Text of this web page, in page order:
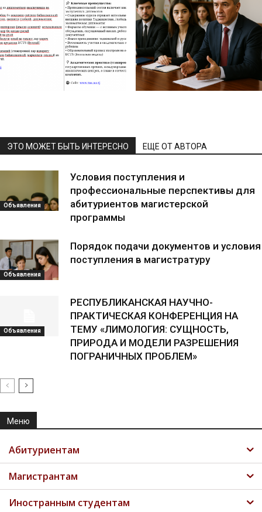
ЭТО МОЖЕТ БЫТЬ ИНТЕРЕСНО ЕЩЕ ОТ АВТОРА
Объявления
Условия поступления и
профессиональные перспективы для
абитуриентов магистерской
программы
Объявления
Порядок подачи документов и условия
поступления в магистратуру
Объявления
РЕСПУБЛИКАНСКАЯ НАУЧНО-
ПРАКТИЧЕСКАЯ КОНФЕРЕНЦИЯ НА
ТЕМУ «ЛИМОЛОГИЯ: СУЩНОСТЬ,
ПРИРОДА И МОДЕЛИ РАЗРЕШЕНИЯ
ПОГРАНИЧНЫХ ПРОБЛЕМ»
Меню
Абитуриентам
Магистрантам
Иностранным студентам